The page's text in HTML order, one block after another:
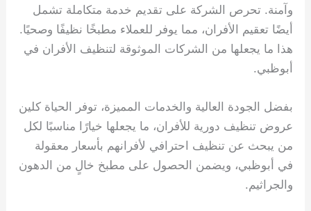
وآمنة. تحرص الشركة على تقديم خدمة متكاملة تشمل
أيضًا تعقيم الأفران، مما يوفر للعملاء مطبخًا نظيفًا وصحيًا.
هذا ما يجعلها من الشركات الموثوقة لتنظيف الأفران في
أبوظبي.
بفضل الجودة العالية والخدمات المميزة، توفر الحياة كلين
عروض تنظيف دورية للأفران، ما يجعلها خيارًا مناسبًا لكل
من يبحث عن تنظيف احترافي لأفرانهم بأسعار معقولة
في أبوظبي، ويضمن الحصول على مطبخ خالٍ من الدهون
والجراثيم.